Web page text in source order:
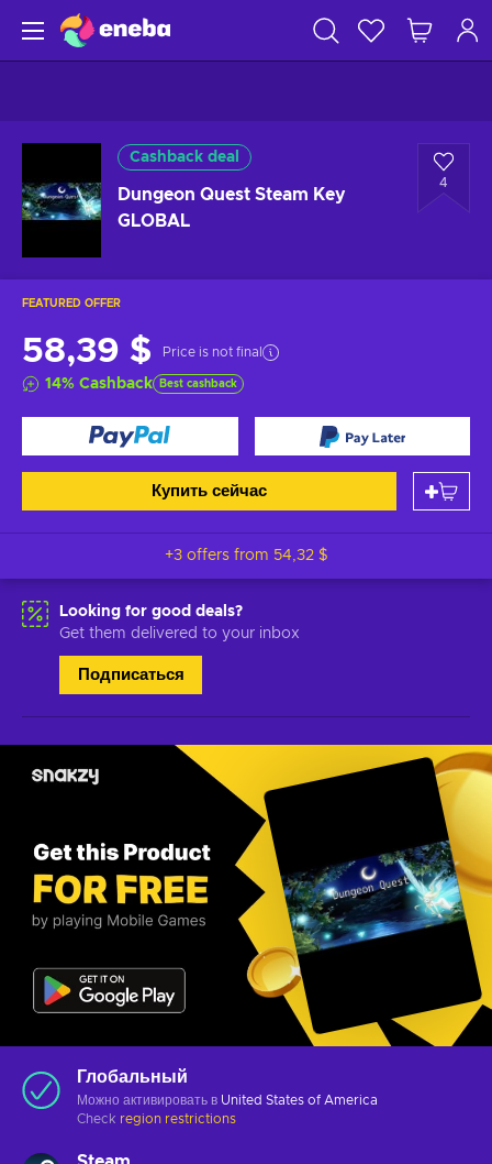
Cashback deal
Dungeon Quest Steam Key
GLOBAL
4
FEATURED OFFER
58,39 $ Price is not final
14% Cashback Best cashback
Купить сейчас
+3 offers from 54,32 $
Looking for good deals?
Get them delivered to your inbox
Подписаться
Глобальный
Можно активировать в United States of America
Check region restrictions